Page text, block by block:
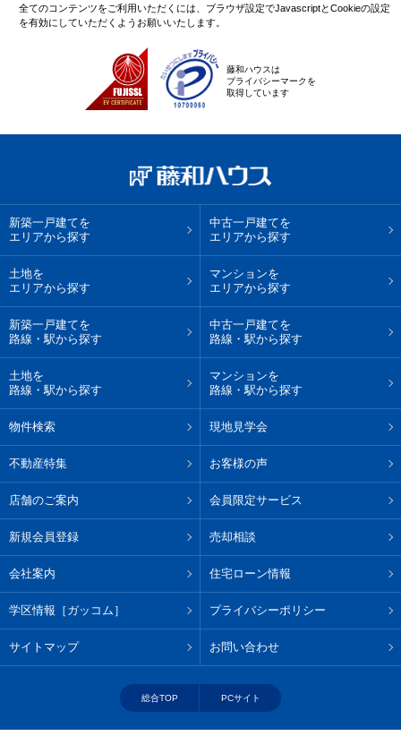
全てのコンテンツをご利用いただくには、ブラウザ設定でJavascriptとCookieの設定
を有効にしていただくようお願いいたします。
藤和ハウスは
プライバシーマークを
取得しています
新築一戸建てを
エリアから探す
中古一戸建てを
エリアから探す
土地を
エリアから探す
マンションを
エリアから探す
新築一戸建てを
路線・駅から探す
中古一戸建てを
路線・駅から探す
土地を
路線・駅から探す
マンションを
路線・駅から探す
物件検索 現地見学会
不動産特集 お客様の声
店舗のご案内 会員限定サービス
新規会員登録 売却相談
会社案内 住宅ローン情報
学区情報［ガッコム］ プライバシーポリシー
サイトマップ お問い合わせ
総合TOP PCサイト